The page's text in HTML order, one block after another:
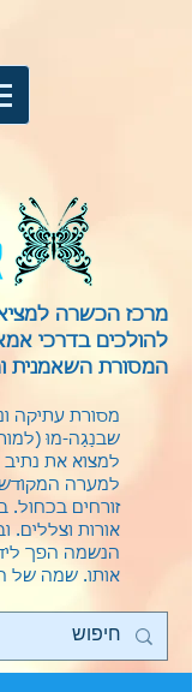
מרכז הכשרה
להולכים בדרכי
המסורת השאמנית
מסורת עתיקה
שבנַגַה-מוּ
למצוא את
למערה
זורחים
אורות וצללים.
הנשמה הפך
אותו. שמה של